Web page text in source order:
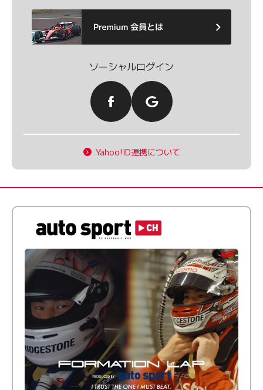
ソーシャルログイン
Yahoo!ID連携について
倒す相手を、信じてる。小林利徠斗 × 野村勇斗
【FORMATION LAP Produced by auto sport】
2026 Episode 2